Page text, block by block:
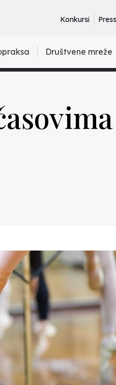
Konkursi Press
Društvene mreže